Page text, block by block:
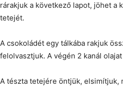
rárakjuk a következő lapot, jöhet a
tetejét.
A csokoládét egy tálkába rakjuk
felolvasztjuk. A végén 2 kanál
A tészta tetejére öntjük, elsimítjuk,